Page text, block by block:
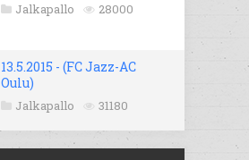
Jalkapallo 28000
13.5.2015 - (FC Jazz-AC
Oulu)
Jalkapallo 31180